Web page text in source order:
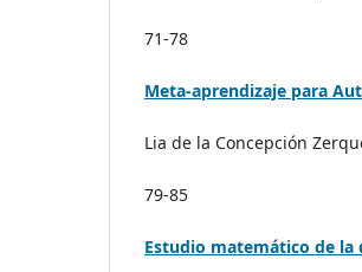
71-78
Meta-aprendizaje para
Lia de la Concepción
79-85
Estudio matemático de la